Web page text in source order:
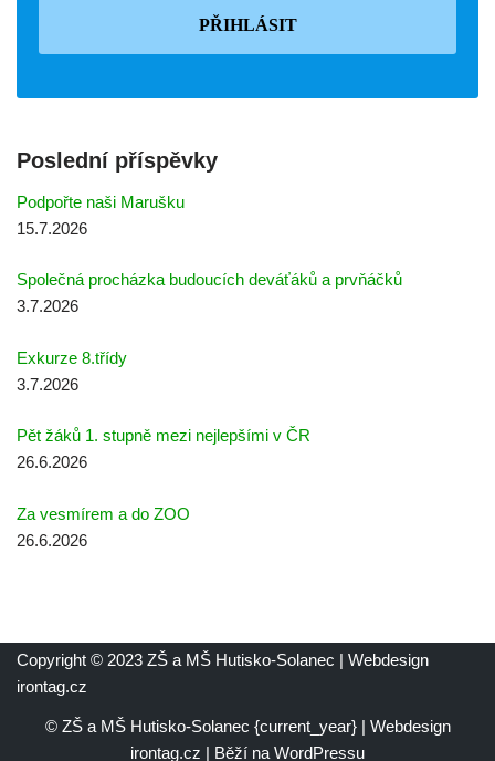
Poslední příspěvky
Podpořte naši Marušku
15.7.2026
Společná procházka budoucích deváťáků a prvňáčků
3.7.2026
Exkurze 8.třídy
3.7.2026
Pět žáků 1. stupně mezi nejlepšími v ČR
26.6.2026
Za vesmírem a do ZOO
26.6.2026
Copyright © 2023 ZŠ a MŠ Hutisko-Solanec | Webdesign
irontag.cz
© ZŠ a MŠ Hutisko-Solanec {current_year} | Webdesign
irontag.cz | Běží na WordPressu